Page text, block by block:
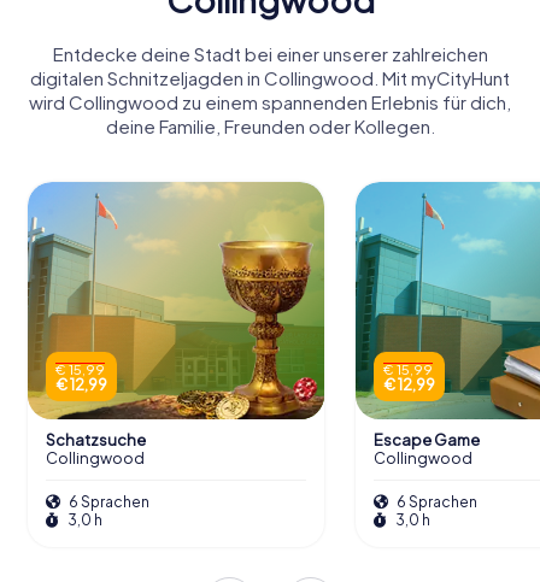
Entdecke deine Stadt bei einer unserer zahlreichen
digitalen Schnitzeljagden in Collingwood. Mit myCityHunt
wird Collingwood zu einem spannenden Erlebnis für dich,
deine Familie, Freunden oder Kollegen.
€ 15,99
€ 12,99
Schatzsuche
Collingwood
6 Sprachen
3,0 h
€ 15,99
€ 12,99
Escape Game
Collingwood
6 Sprachen
3,0 h